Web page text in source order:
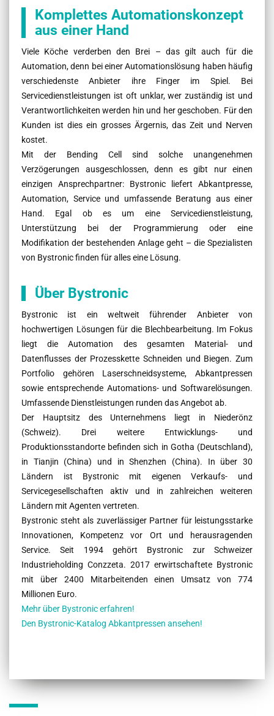
Komplettes Automationskonzept
aus einer Hand
Viele Köche verderben den Brei – das gilt auch für die
Automation, denn bei einer Automationslösung haben häufig
verschiedenste Anbieter ihre Finger im Spiel. Bei
Servicedienstleistungen ist oft unklar, wer zuständig ist und
Verantwortlichkeiten werden hin und her geschoben. Für den
Kunden ist dies ein grosses Ärgernis, das Zeit und Nerven
kostet.
Mit der Bending Cell sind solche unangenehmen
Verzögerungen ausgeschlossen, denn es gibt nur einen
einzigen Ansprechpartner: Bystronic liefert Abkantpresse,
Automation, Service und umfassende Beratung aus einer
Hand. Egal ob es um eine Servicedienstleistung,
Unterstützung bei der Programmierung oder eine
Modifikation der bestehenden Anlage geht – die Spezialisten
von Bystronic finden für alles eine Lösung.
Über Bystronic
Bystronic ist ein weltweit führender Anbieter von
hochwertigen Lösungen für die Blechbearbeitung. Im Fokus
liegt die Automation des gesamten Material- und
Datenflusses der Prozesskette Schneiden und Biegen. Zum
Portfolio gehören Laserschneidsysteme, Abkantpressen
sowie entsprechende Automations- und Softwarelösungen.
Umfassende Dienstleistungen runden das Angebot ab.
Der Hauptsitz des Unternehmens liegt in Niederönz
(Schweiz). Drei weitere Entwicklungs- und
Produktionsstandorte befinden sich in Gotha (Deutschland),
in Tianjin (China) und in Shenzhen (China). In über 30
Ländern ist Bystronic mit eigenen Verkaufs- und
Servicegesellschaften aktiv und in zahlreichen weiteren
Ländern mit Agenten vertreten.
Bystronic steht als zuverlässiger Partner für leistungsstarke
Innovationen, Kompetenz vor Ort und herausragenden
Service. Seit 1994 gehört Bystronic zur Schweizer
Industrieholding Conzzeta. 2017 erwirtschaftete Bystronic
mit über 2400 Mitarbeitenden einen Umsatz von 774
Millionen Euro.
Mehr über Bystronic erfahren!
Den Bystronic-Katalog Abkantpressen ansehen!